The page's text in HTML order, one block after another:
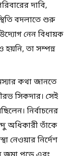
দাবি,
বদলাতে শুরু
উদ্যোগ নেন বিধায়ক
তা সম্পন্ন
কথা জানতে
সিকদার। সেই
নির্বাচনের
অধিকারী তাঁকে
নেওয়ার নির্দেশ